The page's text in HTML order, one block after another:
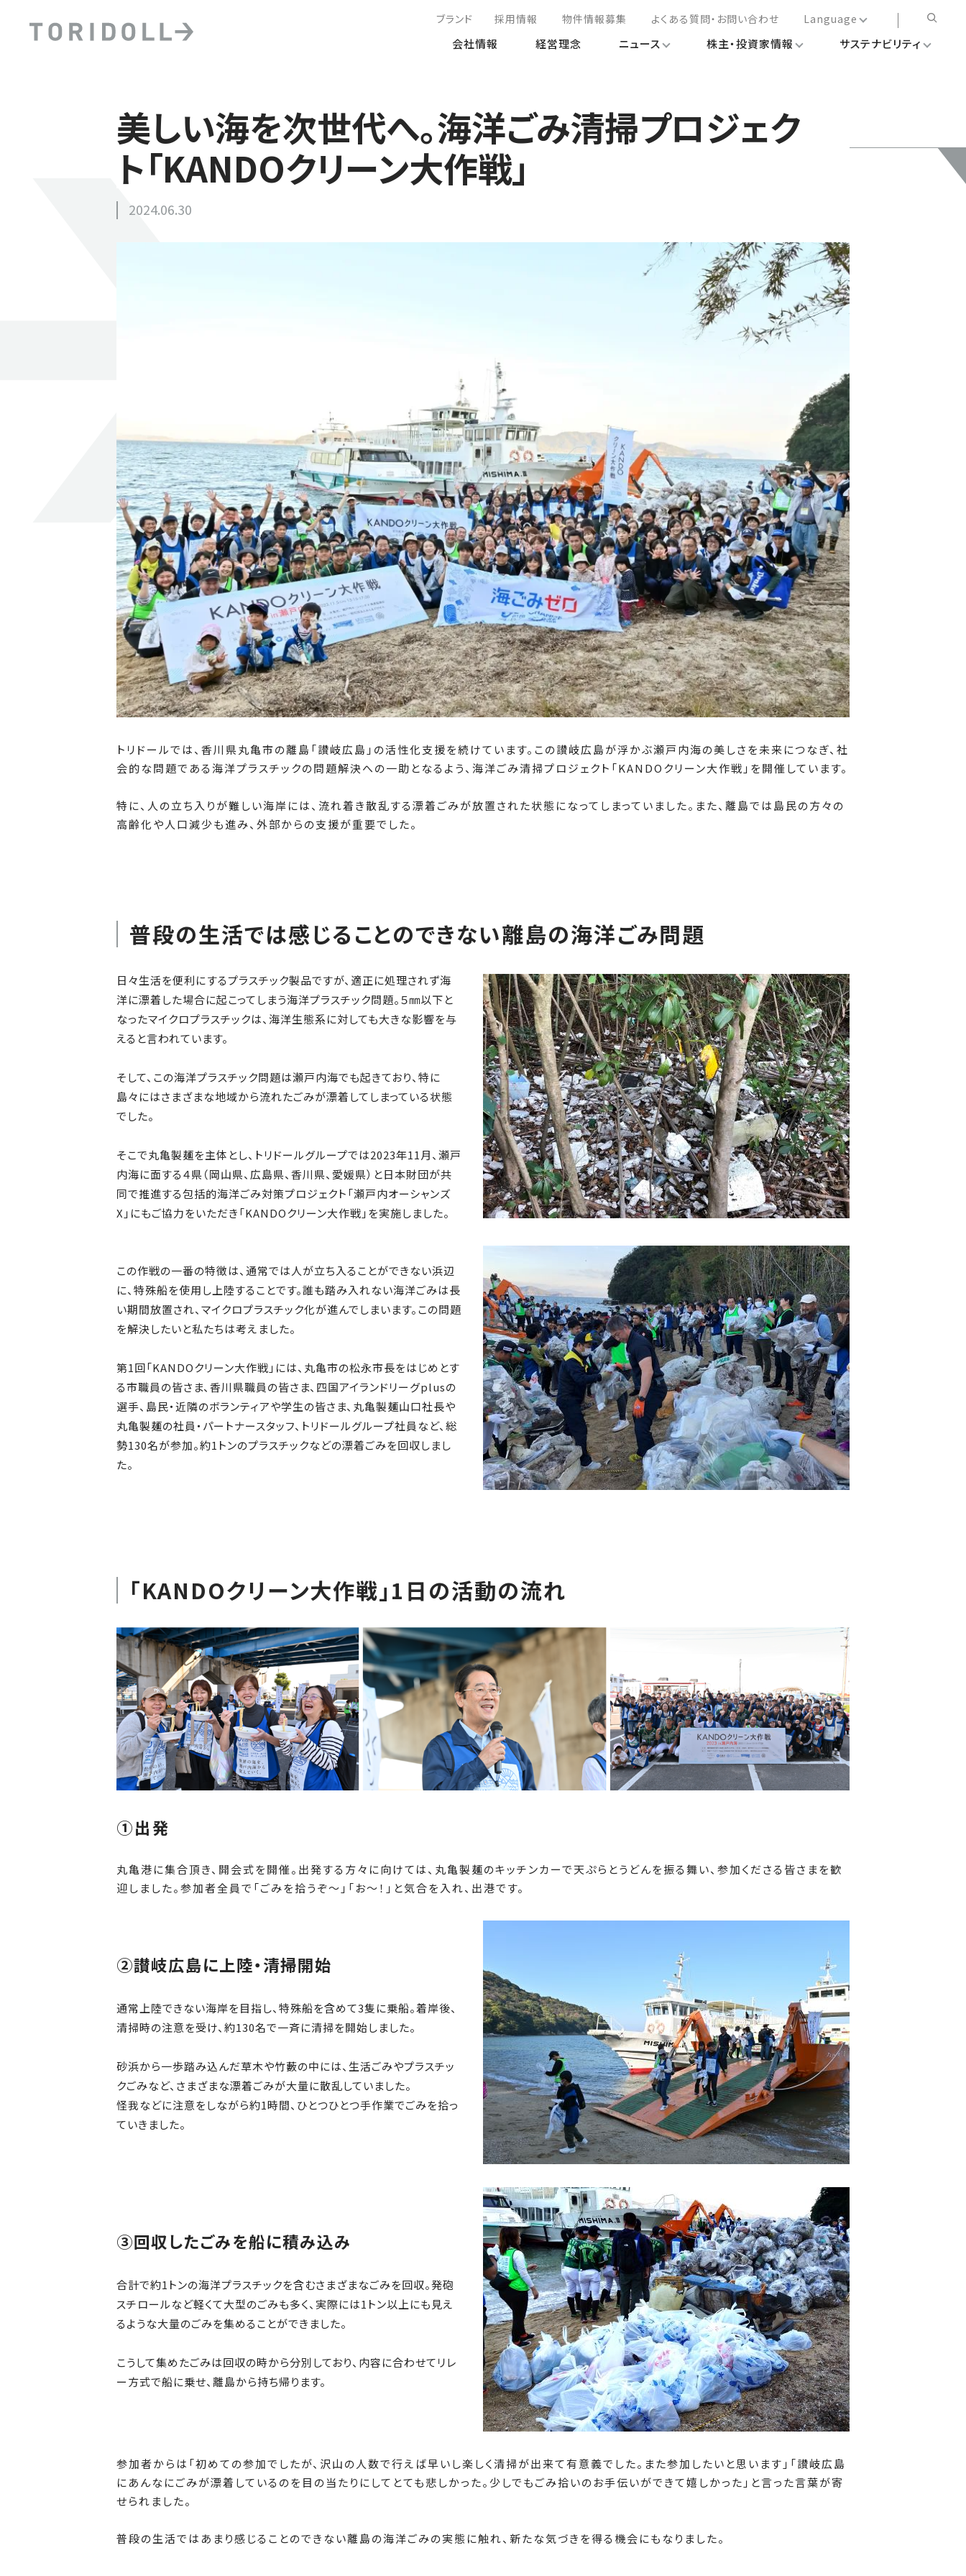
ブランド 採用情報 物件情報募集 よくある質問・お問い合わせ
Language
日本語
会社情報 経営理念 ニュース 株主・投資家情報 サステナビリティ
美しい海を次世代へ。海洋ごみ清掃プロジェク
ト「KANDOクリーン大作戦」
2024.06.30
トリドールでは、香川県丸亀市の離島「讃岐広島」の活性化支援を続けています。この讃岐広島が浮かぶ瀬戸内海の美しさを未来につなぎ、社
会的な問題である海洋プラスチックの問題解決への一助となるよう、海洋ごみ清掃プロジェクト「KANDOクリーン大作戦」を開催しています。
特に、人の立ち入りが難しい海岸には、流れ着き散乱する漂着ごみが放置された状態になってしまっていました。また、離島では島民の方々の
高齢化や人口減少も進み、外部からの支援が重要でした。
普段の生活では感じることのできない離島の海洋ごみ問題
日々生活を便利にするプラスチック製品ですが、適正に処理されず海
洋に漂着した場合に起こってしまう海洋プラスチック問題。５㎜以下と
なったマイクロプラスチックは、海洋生態系に対しても大きな影響を与
えると言われています。
そして、この海洋プラスチック問題は瀬戸内海でも起きており、特に
島々にはさまざまな地域から流れたごみが漂着してしまっている状態
でした。
そこで丸亀製麺を主体とし、トリドールグループでは2023年11月、瀬戸
内海に面する４県（岡山県、広島県、香川県、愛媛県）と日本財団が共
同で推進する包括的海洋ごみ対策プロジェクト「瀬戸内オーシャンズ
X」にもご協力をいただき「KANDOクリーン大作戦」を実施しました。
この作戦の一番の特徴は、通常では人が立ち入ることができない浜辺
に、特殊船を使用し上陸することです。誰も踏み入れない海洋ごみは長
い期間放置され、マイクロプラスチック化が進んでしまいます。この問題
を解決したいと私たちは考えました。
第1回「KANDOクリーン大作戦」には、丸亀市の松永市長をはじめとす
る市職員の皆さま、香川県職員の皆さま、四国アイランドリーグplusの
選手、島民・近隣のボランティアや学生の皆さま、丸亀製麺山口社長や
丸亀製麺の社員・パートナースタッフ、トリドールグループ社員など、総
勢130名が参加。約1トンのプラスチックなどの漂着ごみを回収しまし
た。
「KANDOクリーン大作戦」1日の活動の流れ
➀出発
丸亀港に集合頂き、開会式を開催。出発する方々に向けては、丸亀製麺のキッチンカーで天ぷらとうどんを振る舞い、参加くださる皆さまを歓
迎しました。参加者全員で「ごみを拾うぞ～」「お～！」と気合を入れ、出港です。
②讃岐広島に上陸・清掃開始
通常上陸できない海岸を目指し、特殊船を含めて3隻に乗船。着岸後、
清掃時の注意を受け、約130名で一斉に清掃を開始しました。
砂浜から一歩踏み込んだ草木や竹藪の中には、生活ごみやプラスチッ
クごみなど、さまざまな漂着ごみが大量に散乱していました。
怪我などに注意をしながら約1時間、ひとつひとつ手作業でごみを拾っ
ていきました。
③回収したごみを船に積み込み
合計で約1トンの海洋プラスチックを含むさまざまなごみを回収。発砲
スチロールなど軽くて大型のごみも多く、実際には1トン以上にも見え
るような大量のごみを集めることができました。
こうして集めたごみは回収の時から分別しており、内容に合わせてリレ
ー方式で船に乗せ、離島から持ち帰ります。
参加者からは「初めての参加でしたが、沢山の人数で行えば早いし楽しく清掃が出来て有意義でした。また参加したいと思います」「讃岐広島
にあんなにごみが漂着しているのを目の当たりにしてとても悲しかった。少しでもごみ拾いのお手伝いができて嬉しかった」と言った言葉が寄
せられました。
普段の生活ではあまり感じることのできない離島の海洋ごみの実態に触れ、新たな気づきを得る機会にもなりました。